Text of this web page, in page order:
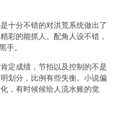
十分不错的对洪荒系统做出了
彩的能抓人。配角人设不错，
。
定成绩，节拍以及控制的不是
划分，比例有些失衡。小说偏
，有时候候给人流水账的觉